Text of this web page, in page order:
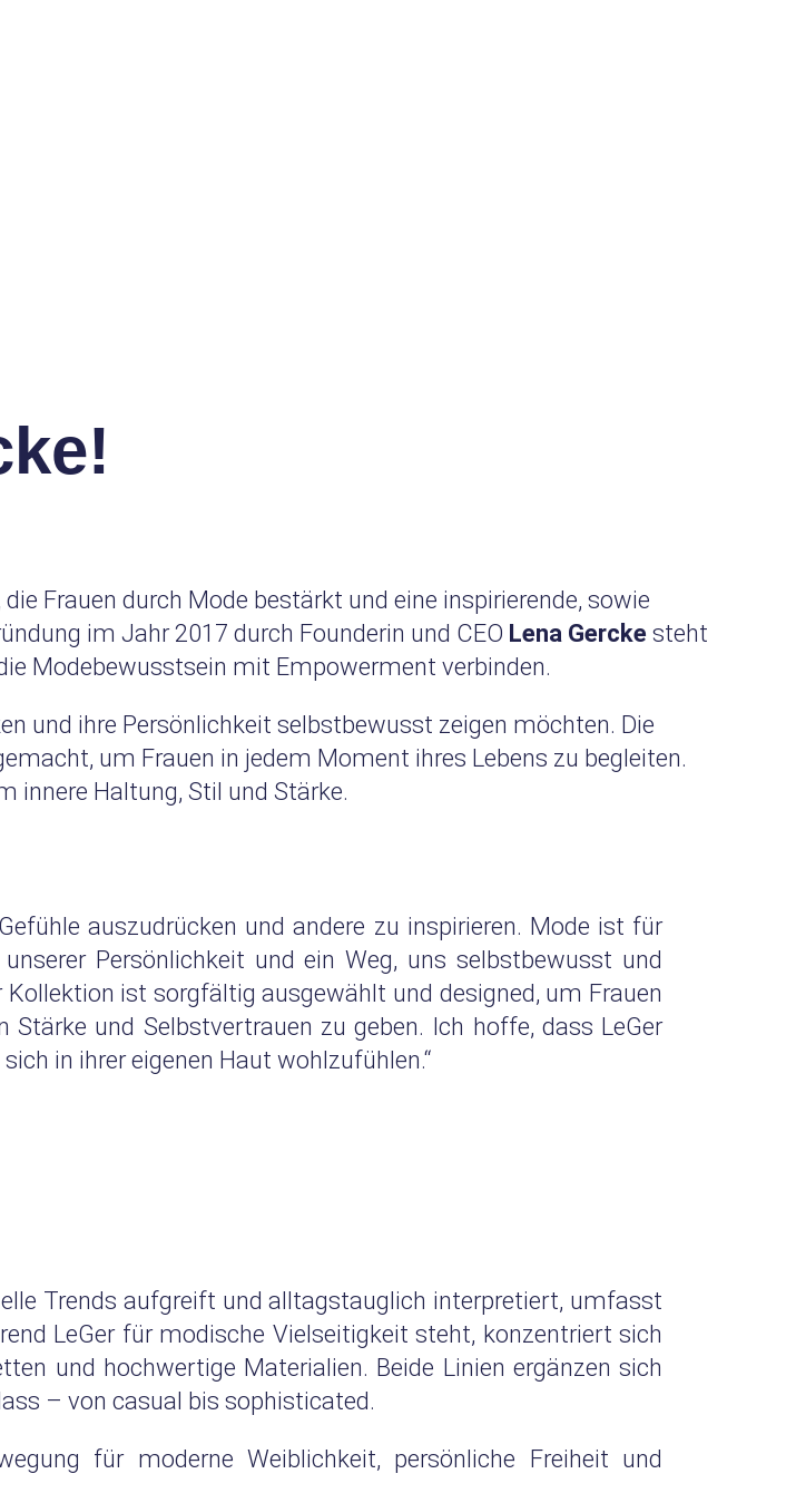
Frauen durch Mode bestärkt und eine inspirierende, sowie
im Jahr 2017 durch Founderin und CEO Lena Gercke steht
Modebewusstsein mit Empowerment verbinden.
und ihre Persönlichkeit selbstbewusst zeigen möchten. Die
um Frauen in jedem Moment ihres Lebens zu begleiten.
innere Haltung, Stil und Stärke.
auszudrücken und andere zu inspirieren. Mode ist für
Persönlichkeit und ein Weg, uns selbstbewusst und
ist sorgfältig ausgewählt und designed, um Frauen
und Selbstvertrauen zu geben. Ich hoffe, dass LeGer
in ihrer eigenen Haut wohlzufühlen.“
Trends aufgreift und alltagstauglich interpretiert, umfasst
LeGer für modische Vielseitigkeit steht, konzentriert sich
und hochwertige Materialien. Beide Linien ergänzen sich
– von casual bis sophisticated.
für moderne Weiblichkeit, persönliche Freiheit und